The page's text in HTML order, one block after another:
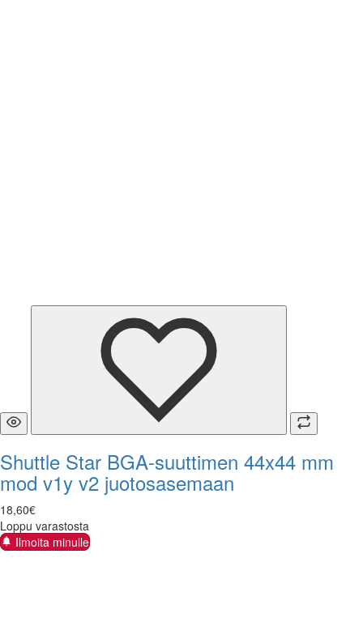
Shuttle Star BGA-suuttimen 44x44 mm
mod v1y v2 juotosasemaan
18,60€
Loppu varastosta
Ilmoita minulle